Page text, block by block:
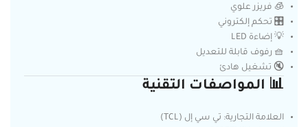
🧊 فريزر علوي
🎛️ تحكم إلكتروني
💡 إضاءة LED
🧺 رفوف قابلة للتعديل
🔇 تشغيل هادئ
📊 المواصفات التقنية
العلامة التجارية: تي سي إل (TCL)